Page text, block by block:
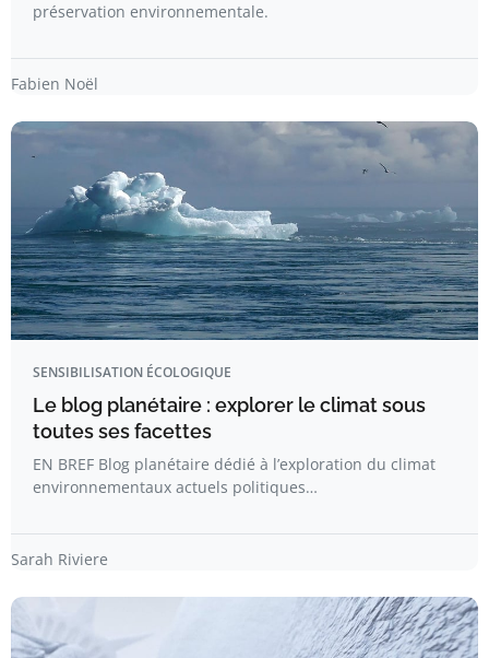
préservation environnementale.
Fabien Noël
SENSIBILISATION ÉCOLOGIQUE
Le blog planétaire : explorer le climat sous
toutes ses facettes
EN BREF Blog planétaire dédié à l’exploration du climat
environnementaux actuels politiques…
Sarah Riviere